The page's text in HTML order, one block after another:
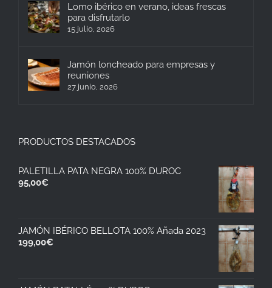
Lomo ibérico en verano, ideas frescas
para disfrutarlo
15 julio, 2026
Jamón loncheado para empresas y
reuniones
27 junio, 2026
PRODUCTOS DESTACADOS
PALETILLA PATA NEGRA 100% DUROC
95,00€
JAMÓN IBÉRICO BELLOTA 100% Añada 2023
199,00€